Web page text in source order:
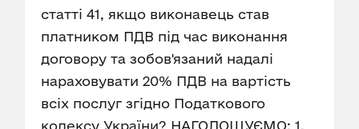
статті 41, якщо виконавець став
платником ПДВ під час виконання
договору та зобов'язаний надалі
нараховувати 20% ПДВ на вартість
всіх послуг згідно Податкового
кодексу України? НАГОЛОШУЄМО: 1.